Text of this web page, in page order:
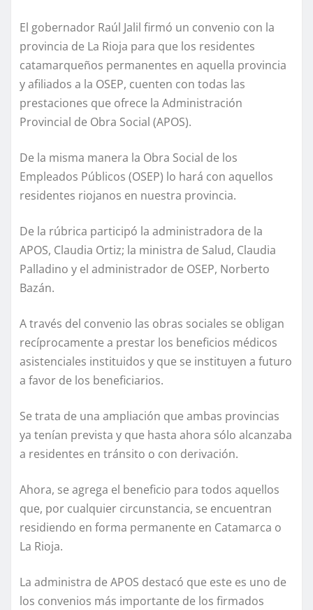
El gobernador Raúl Jalil firmó un convenio con la
provincia de La Rioja para que los residentes
catamarqueños permanentes en aquella provincia
y afiliados a la OSEP, cuenten con todas las
prestaciones que ofrece la Administración
Provincial de Obra Social (APOS).
De la misma manera la Obra Social de los
Empleados Públicos (OSEP) lo hará con aquellos
residentes riojanos en nuestra provincia.
De la rúbrica participó la administradora de la
APOS, Claudia Ortiz; la ministra de Salud, Claudia
Palladino y el administrador de OSEP, Norberto
Bazán.
A través del convenio las obras sociales se obligan
recíprocamente a prestar los beneficios médicos
asistenciales instituidos y que se instituyen a futuro
a favor de los beneficiarios.
Se trata de una ampliación que ambas provincias
ya tenían prevista y que hasta ahora sólo alcanzaba
a residentes en tránsito o con derivación.
Ahora, se agrega el beneficio para todos aquellos
que, por cualquier circunstancia, se encuentran
residiendo en forma permanente en Catamarca o
La Rioja.
La administra de APOS destacó que este es uno de
los convenios más importante de los firmados